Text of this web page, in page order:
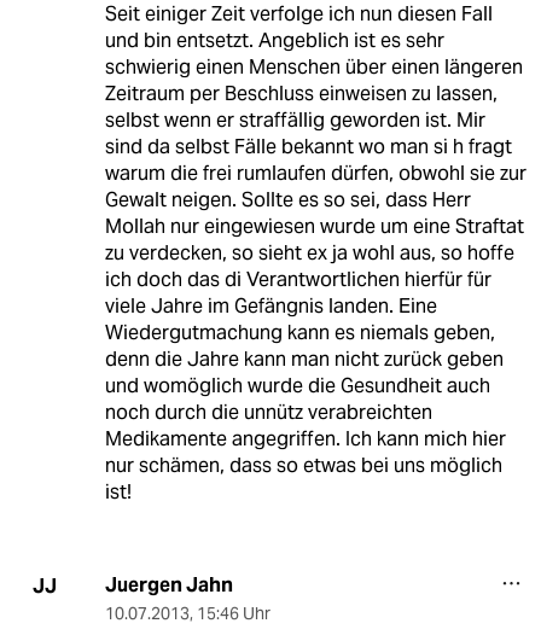
Seit einiger Zeit verfolge ich nun diesen Fall
und bin entsetzt. Angeblich ist es sehr
schwierig einen Menschen über einen längeren
Zeitraum per Beschluss einweisen zu lassen,
selbst wenn er straffällig geworden ist. Mir
sind da selbst Fälle bekannt wo man si h fragt
warum die frei rumlaufen dürfen, obwohl sie zur
Gewalt neigen. Sollte es so sei, dass Herr
Mollah nur eingewiesen wurde um eine Straftat
zu verdecken, so sieht ex ja wohl aus, so hoffe
ich doch das di Verantwortlichen hierfür für
viele Jahre im Gefängnis landen. Eine
Wiedergutmachung kann es niemals geben,
denn die Jahre kann man nicht zurück geben
und womöglich wurde die Gesundheit auch
noch durch die unnütz verabreichten
Medikamente angegriffen. Ich kann mich hier
nur schämen, dass so etwas bei uns möglich
ist!
JJ Juergen Jahn
10.07.2013, 15:46 Uhr